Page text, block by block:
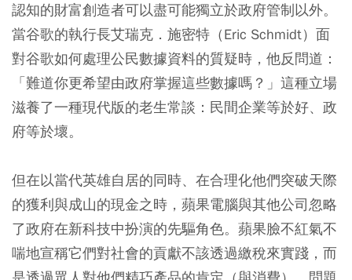
認知的財富創造者可以盡可能獨立於政府管制以外。
當谷歌的執行長艾瑞克．施密特（Eric Schmidt）面
對谷歌如何處理公民數據資料的質疑時，他反問道：
「難道你更希望由政府掌握這些數據嗎？」這種立場
滋養了一種現代版的老生常談：民間企業等於好、政
府等於壞。
但在以當代英雄自居的同時、在合理化他們突破天際
的獲利與成山的現金之時，蘋果電腦與其他公司忽略
了政府在新科技中扮演的先驅角色。蘋果臉不紅氣不
喘地宣稱它們對社會的貢獻不該透過繳稅來實踐，而